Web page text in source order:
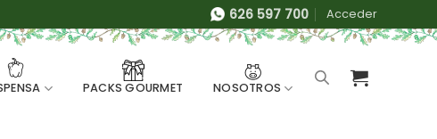
626 597 700 Acceder
PACKS GOURMET NOSOTROS